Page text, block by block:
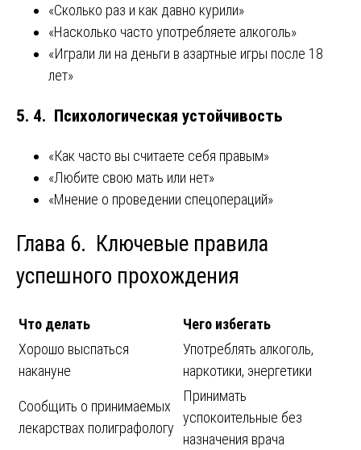
«Сколько раз и как давно курили»
«Насколько часто употребляете алкоголь»
«Играли ли на деньги в азартные игры после 18
лет»
5. 4. Психологическая устойчивость
«Как часто вы считаете себя правым»
«Любите свою мать или нет»
«Мнение о проведении спецопераций»
Глава 6. Ключевые правила
успешного прохождения
Что делать
Чего избегать
Хорошо выспаться
накануне
Употреблять алкоголь,
наркотики, энергетики
Сообщить о принимаемых
лекарствах полиграфологу
Принимать
успокоительные без
назначения врача